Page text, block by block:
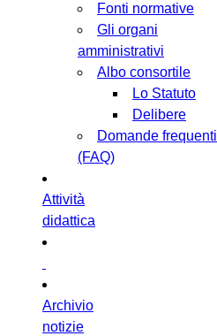
Fonti normative
Gli organi
amministrativi
Albo consortile
Lo Statuto
Delibere
Domande frequenti
(FAQ)
Attività
didattica
Archivio
notizie